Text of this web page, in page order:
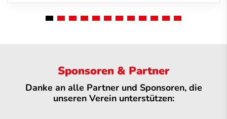
Sponsoren & Partner
Danke an alle Partner und Sponsoren, die
unseren Verein unterstützen: